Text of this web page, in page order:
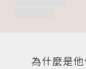
為什麼是他